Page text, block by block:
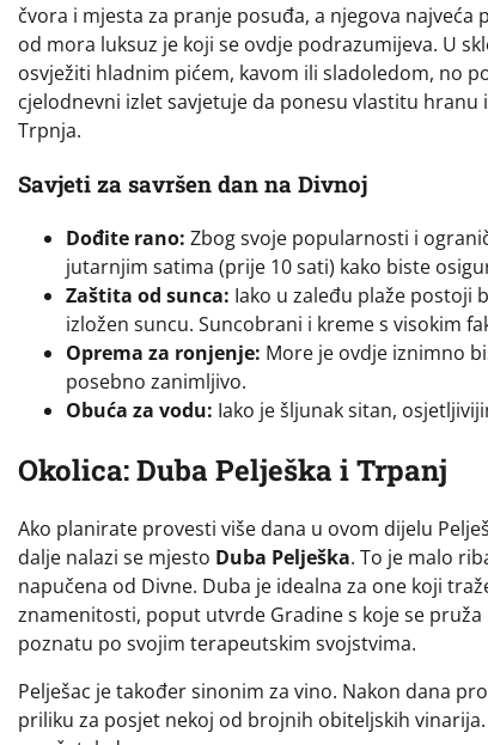
čvora i mjesta za pranje posuđa, a njegova
od mora luksuz je koji se ovdje podrazumijeva. U
osvježiti hladnim pićem, kavom ili sladoledom, no
cjelodnevni izlet savjetuje da ponesu vlastitu
Trpnja.
Savjeti za savršen dan na Divnoj
Dođite rano: Zbog svoje popularnosti i
jutarnjim satima (prije 10 sati) kako biste
Zaštita od sunca: Iako u zaleđu plaže postoji
izložen suncu. Suncobrani i kreme s visokim
Oprema za ronjenje: More je ovdje iznimno
posebno zanimljivo.
Obuća za vodu: Iako je šljunak sitan,
Okolica: Duba Pelješka i Trpanj
Ako planirate provesti više dana u ovom dijelu
dalje nalazi se mjesto Duba Pelješka. To je malo
napučena od Divne. Duba je idealna za one koji
znamenitosti, poput utvrde Gradine s koje se
poznatu po svojim terapeutskim svojstvima.
Pelješac je također sinonim za vino. Nakon dana
priliku za posjet nekoj od brojnih obiteljskih